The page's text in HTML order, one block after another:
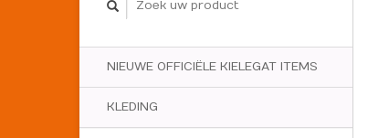
NIEUWE OFFICIËLE KIELEGAT ITEMS
KLEDING